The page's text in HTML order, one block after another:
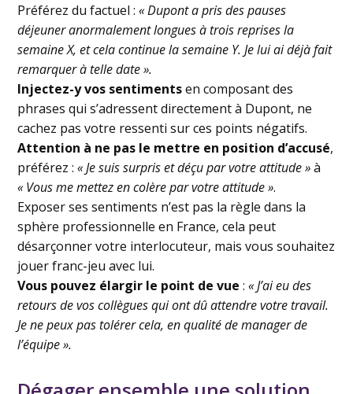
Préférez du factuel :« Dupont a pris des pauses
déjeuner anormalement longues à trois reprises la
semaine X, et cela continue la semaine Y. Je lui ai déjà fait
remarquer à telle date ».
Injectez-y vos sentimentsen composant des
phrases qui s’adressent directement à Dupont, ne
cachez pas votre ressenti sur ces points négatifs.
Attention à ne pas le mettre en position d’accusé,
préférez :« Je suis surpris et déçu par votre attitude »à
« Vous me mettez en colère par votre attitude ».
Exposer ses sentiments n’est pas la règle dans la
sphère professionnelle en France, cela peut
désarçonner votre interlocuteur, mais vous souhaitez
jouer franc-jeu avec lui.
Vous pouvez élargir le point de vue :« J’ai eu des
retours de vos collègues qui ont dû attendre votre travail.
Je ne peux pas tolérer cela, en qualité de manager de
l’équipe ».